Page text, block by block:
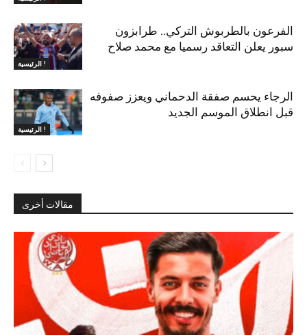
الرئيسية !
الفرعون بالطربوش التركي.. طرابزون
سبور يعلن التعاقد رسميا مع محمد صلاح
الرئيسية !
الرجاء يحسم صفقة الدحماني ويعزز صفوفه
قبل انطلاق الموسم الجديد
مقالات أخرى